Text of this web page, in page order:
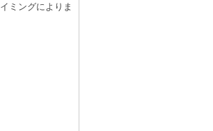
ミングによりま